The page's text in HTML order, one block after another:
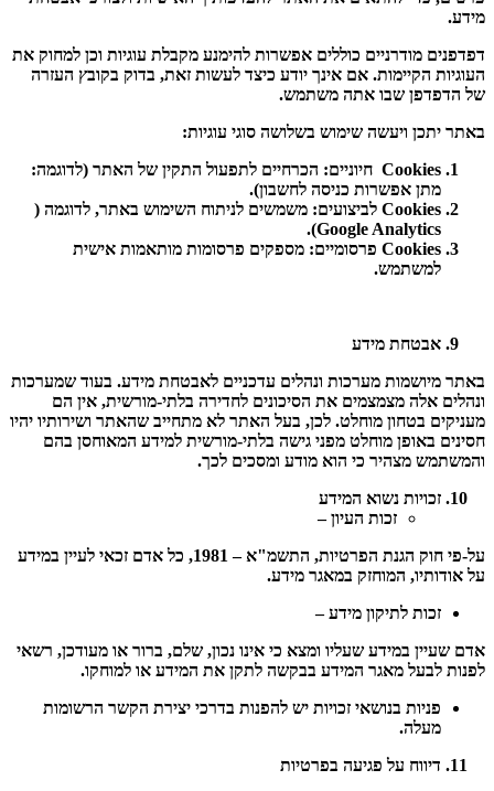
מידע.
דפדפנים מודרניים כוללים אפשרות להימנע מקבלת עוגיות וכן למחוק את
העוגיות הקיימות. אם אינך יודע כיצד לעשות זאת, בדוק בקובץ העזרה
של הדפדפן שבו אתה משתמש.
באתר יתכן ויעשה שימוש בשלושה סוגי עוגיות:
Cookies חיוניים: הכרחיים לתפעול התקין של האתר (לדוגמה:
מתן אפשרות כניסה לחשבון).
Cookies לביצועים: משמשים לניתוח השימוש באתר, לדוגמה (
Google Analytics).
Cookies פרסומיים: מספקים פרסומות מותאמות אישית
למשתמש.
אבטחת מידע
באתר מיושמות מערכות ונהלים עדכניים לאבטחת מידע. בעוד שמערכות
ונהלים אלה מצמצמים את הסיכונים לחדירה בלתי-מורשית, אין הם
מעניקים בטחון מוחלט. לכן, בעל האתר לא מתחייב שהאתר ושירותיו יהיו
חסינים באופן מוחלט מפני גישה בלתי-מורשית למידע המאוחסן בהם
והמשתמש מצהיר כי הוא מודע ומסכים לכך.
זכויות נשוא המידע
זכות העיון –
על-פי חוק הגנת הפרטיות, התשמ"א – 1981, כל אדם זכאי לעיין במידע
על אודותיו, המוחזק במאגר מידע.
זכות לתיקון מידע –
אדם שעיין במידע שעליו ומצא כי אינו נכון, שלם, ברור או מעודכן, רשאי
לפנות לבעל מאגר המידע בבקשה לתקן את המידע או למוחקו.
פניות בנושאי זכויות יש להפנות בדרכי יצירת הקשר הרשומות
מעלה.
דיווח על פגיעה בפרטיות